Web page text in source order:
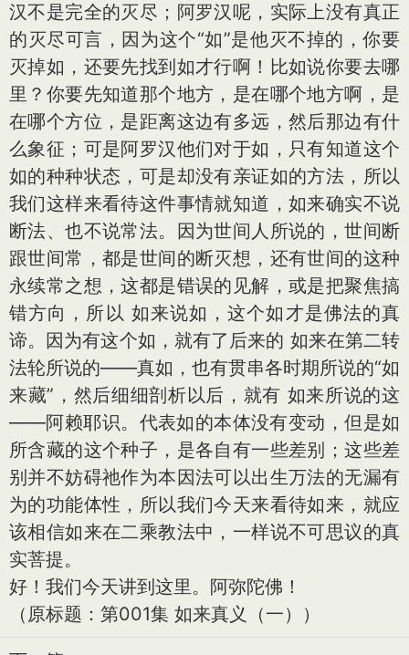
汉不是完全的灭尽；阿罗汉呢，实际上没有真正
的灭尽可言，因为这个“如”是他灭不掉的，你要
灭掉如，还要先找到如才行啊！比如说你要去哪
里？你要先知道那个地方，是在哪个地方啊，是
在哪个方位，是距离这边有多远，然后那边有什
么象征；可是阿罗汉他们对于如，只有知道这个
如的种种状态，可是却没有亲证如的方法，所以
我们这样来看待这件事情就知道，如来确实不说
断法、也不说常法。因为世间人所说的，世间断
跟世间常，都是世间的断灭想，还有世间的这种
永续常之想，这都是错误的见解，或是把聚焦搞
错方向，所以 如来说如，这个如才是佛法的真
谛。因为有这个如，就有了后来的 如来在第二转
法轮所说的——真如，也有贯串各时期所说的“如
来藏”，然后细细剖析以后，就有 如来所说的这
——阿赖耶识。代表如的本体没有变动，但是如
所含藏的这个种子，是各自有一些差别；这些差
别并不妨碍祂作为本因法可以出生万法的无漏有
为的功能体性，所以我们今天来看待如来，就应
该相信如来在二乘教法中，一样说不可思议的真
实菩提。
好！我们今天讲到这里。阿弥陀佛！
（原标题：第001集 如来真义（一））